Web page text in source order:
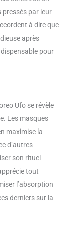
pour
les
et
pour
par leur
à dire que
après
pour
Ufo se révèle
Les masques
maximise la
d’autres
son rituel
tout
l’absorption
derniers sur la